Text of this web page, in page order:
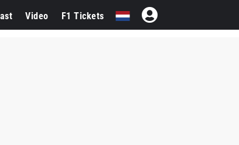
Video F1 Tickets